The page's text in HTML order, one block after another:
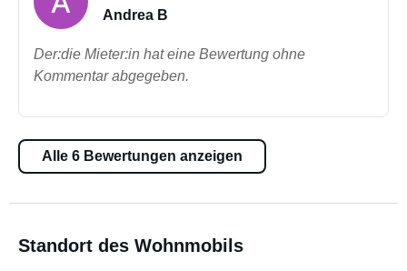
Andrea B
Der:die Mieter:in hat eine Bewertung ohne
Kommentar abgegeben.
Alle 6 Bewertungen anzeigen
Standort des Wohnmobils